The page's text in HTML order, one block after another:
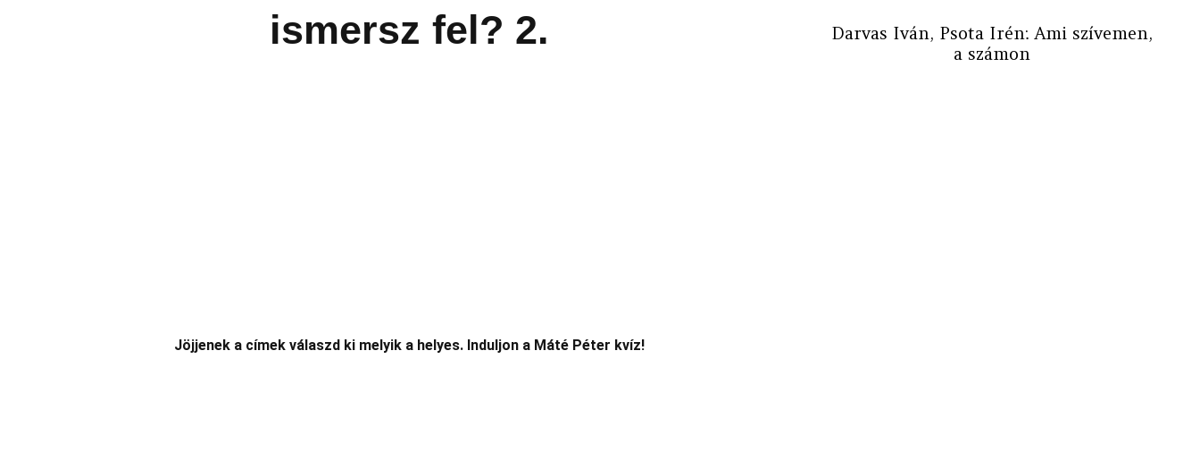
ismersz fel? 2.
Jöjjenek a címek válaszd ki melyik a helyes. Induljon a Máté Péter kvíz!
Darvas Iván, Psota Irén: Ami szívemen,
a számon